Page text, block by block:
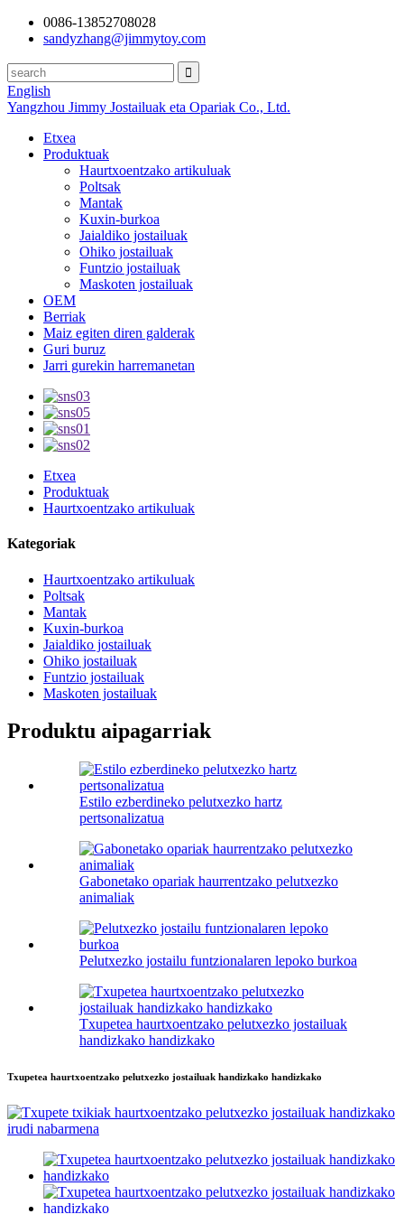
0086-13852708028
sandyzhang@jimmytoy.com
English
Yangzhou Jimmy Jostailuak eta Opariak Co., Ltd.
Etxea
Produktuak
Haurtxoentzako artikuluak
Poltsak
Mantak
Kuxin-burkoa
Jaialdiko jostailuak
Ohiko jostailuak
Funtzio jostailuak
Maskoten jostailuak
OEM
Berriak
Maiz egiten diren galderak
Guri buruz
Jarri gurekin harremanetan
Etxea
Produktuak
Haurtxoentzako artikuluak
Kategoriak
Haurtxoentzako artikuluak
Poltsak
Mantak
Kuxin-burkoa
Jaialdiko jostailuak
Ohiko jostailuak
Funtzio jostailuak
Maskoten jostailuak
Produktu aipagarriak
Estilo ezberdineko pelutxezko hartz
pertsonalizatua
Gabonetako opariak haurrentzako pelutxezko
animaliak
Pelutxezko jostailu funtzionalaren lepoko burkoa
Txupetea haurtxoentzako pelutxezko jostailuak
handizkako handizkako
Txupetea haurtxoentzako pelutxezko jostailuak handizkako handizkako